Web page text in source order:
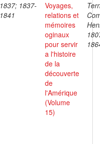
1837; 1837-
1841
Voyages,
relations et
mémoires
oginaux
pour servir
a l'histoire
de la
découverte
de
l'Amérique
(Volume
15)